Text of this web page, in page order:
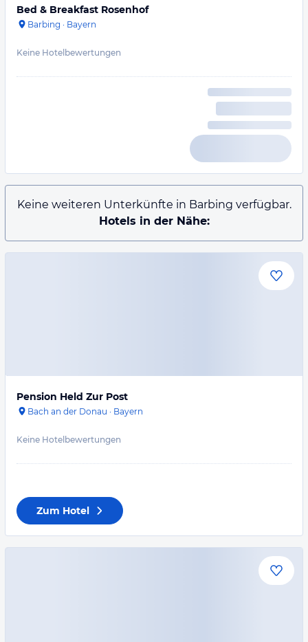
Bed & Breakfast Rosenhof
Barbing · Bayern
Keine Hotelbewertungen
Keine weiteren Unterkünfte in Barbing verfügbar.
Hotels in der Nähe:
Pension Held Zur Post
Bach an der Donau · Bayern
Keine Hotelbewertungen
Zum Hotel